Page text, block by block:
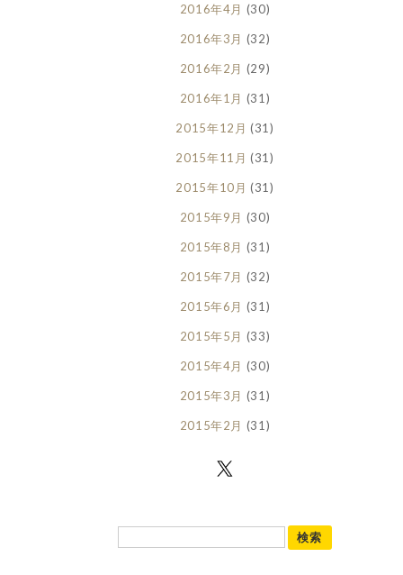
2016年4月 (30)
2016年3月 (32)
2016年2月 (29)
2016年1月 (31)
2015年12月 (31)
2015年11月 (31)
2015年10月 (31)
2015年9月 (30)
2015年8月 (31)
2015年7月 (32)
2015年6月 (31)
2015年5月 (33)
2015年4月 (30)
2015年3月 (31)
2015年2月 (31)